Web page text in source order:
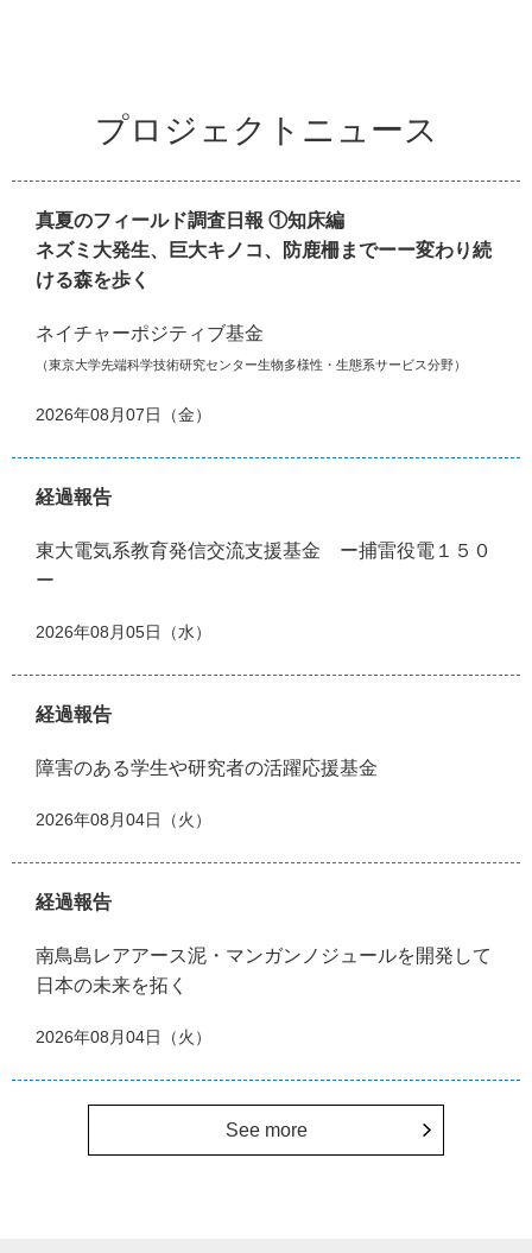
プロジェクトニュース
真夏のフィールド調査日報 ①知床編
ネズミ大発生、巨大キノコ、防鹿柵までーー変わり続
ける森を歩く
ネイチャーポジティブ基金
（東京大学先端科学技術研究センター生物多様性・生態系サービス分野）
2026年08月07日（金）
経過報告
東大電気系教育発信交流支援基金 ー捕雷役電１５０
ー
2026年08月05日（水）
経過報告
障害のある学生や研究者の活躍応援基金
2026年08月04日（火）
経過報告
南鳥島レアアース泥・マンガンノジュールを開発して
日本の未来を拓く
2026年08月04日（火）
See more